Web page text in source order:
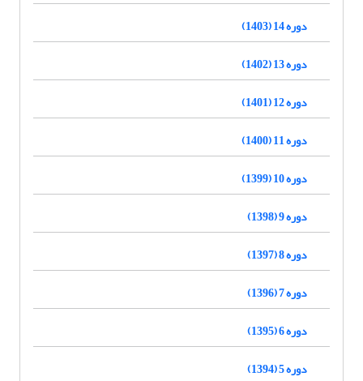
دوره 14 (1403)
دوره 13 (1402)
دوره 12 (1401)
دوره 11 (1400)
دوره 10 (1399)
دوره 9 (1398)
دوره 8 (1397)
دوره 7 (1396)
دوره 6 (1395)
دوره 5 (1394)